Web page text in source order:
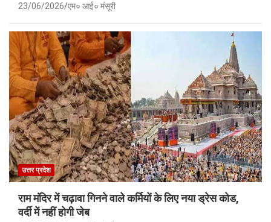
23/06/2026 एम० आई० मंसूरी
उत्तर प्रदेश
राम मंदिर में चढ़ावा गिनने वाले कर्मियों के लिए नया ड्रेस कोड,
वर्दी में नहीं होगी जेब